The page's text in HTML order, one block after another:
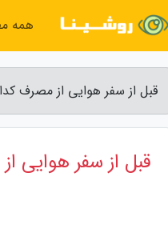
قبل از سفر هوایی از مصرف
قبل از سفر هوایی
همه